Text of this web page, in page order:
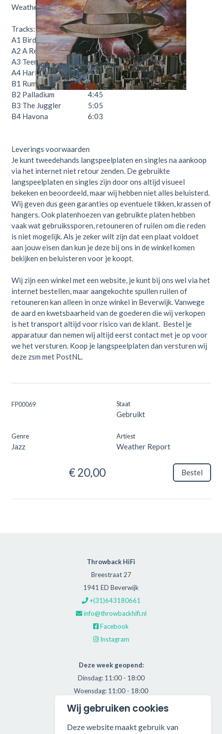
Weather Report – Heavy Weather.
Tracks:
A1 Birdland
5:59
A2 A Remark You Made6:52
A3 Teen Town
2:53
A4 Harlequin
4:00
B1 Rumba Mama
2:12
B2 Palladium
4:45
B3 The Juggler
5:05
B4 Havona 6:03
Leverings voorwaarden
Je kunt tweedehands langspeelplaten en singles na aankoop
via het internet niet retour zenden. De gebruikte
langspeelplaten en singles zijn door ons altijd visueel
bekeken en beoordeeld, maar wij hebben niet alles beluisterd.
Wij geven dus geen garanties op eventuele tikken, krassen of
hangers. Ook platenhoezen van gebruikte platen hebben
vaak wat gebruikssporen, retouneren of ruilen om die reden
is niet mogelijk. Als je zeker wilt zijn dat een plaat voldoet
aan jouw eisen dan kun je deze bij ons in de winkel komen
bekijken en beluisteren voor je koopt.
Wij zijn een winkel met een website, je kunt bij ons wel via het
internet bestellen, maar aangekochte spullen ruilen of
retouneren kan alleen in onze winkel in Beverwijk. Vanwege
de aard en kwetsbaarheid van de goederen die wij verkopen
is het transport altijd voor risico van de klant. Bestel je
apparatuur dan nemen wij altijd eerst contact met je op voor
we het versturen. Koop je langspeelplaten dan versturen wij
deze zsm met PostNL.
FP00069 Staat
Gebruikt
Genre
Jazz
Artiest
Weather Report
€ 20,00 Bestel
Throwback HiFi
Breestraat 27
1941 ED Beverwijk
+(31)643180661
info@throwbackhifi.nl
Facebook
Instagram
Deze week geopend:
Dinsdag: 11:00 - 18:00
Woensdag: 11:00 - 18:00
Donderdag: 11:00 - 21:00
Vrijdag: 11:00 - 18:00
Zaterdag: 11:00 - 17:00
Wij gebruiken cookies
Deze website maakt gebruik van